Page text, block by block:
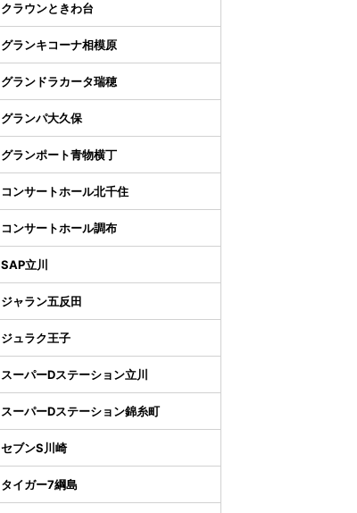
クラウンときわ台
グランキコーナ相模原
グランドラカータ瑞穂
グランパ大久保
グランポート青物横丁
コンサートホール北千住
コンサートホール調布
SAP立川
ジャラン五反田
ジュラク王子
スーパーDステーション立川
スーパーDステーション錦糸町
セブンS川崎
タイガー7綱島